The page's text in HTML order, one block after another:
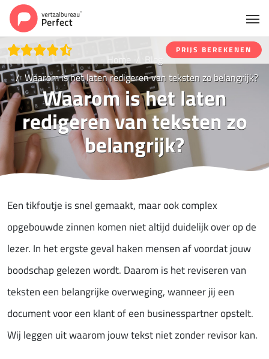
PRIJS BEREKENEN
Home
Blog
Waarom is het laten redigeren van teksten zo belangrijk?
Waarom is het laten
redigeren van teksten zo
belangrijk?
Een tikfoutje is snel gemaakt, maar ook complex
opgebouwde zinnen komen niet altijd duidelijk over op de
lezer. In het ergste geval haken mensen af voordat jouw
boodschap gelezen wordt. Daarom is het reviseren van
teksten een belangrijke overweging, wanneer jij een
document voor een klant of een businesspartner opstelt.
Wij leggen uit waarom jouw tekst niet zonder revisor kan.